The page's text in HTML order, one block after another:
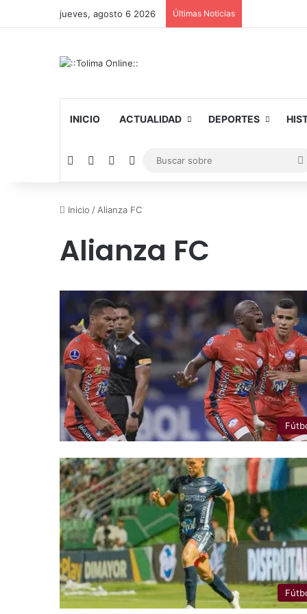
jueves, agosto 6 2026 Últimas Noticias
INICIO ACTUALIDAD DEPORTES
Facebook YouTubeInstagram
Inicio / Alianza FC
Alianza FC